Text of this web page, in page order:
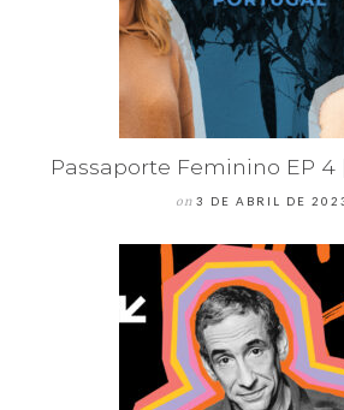
Passaporte Feminino EP 4
on 3 DE ABRIL DE